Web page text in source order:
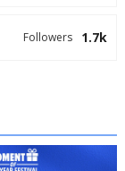
1.7k
Followers